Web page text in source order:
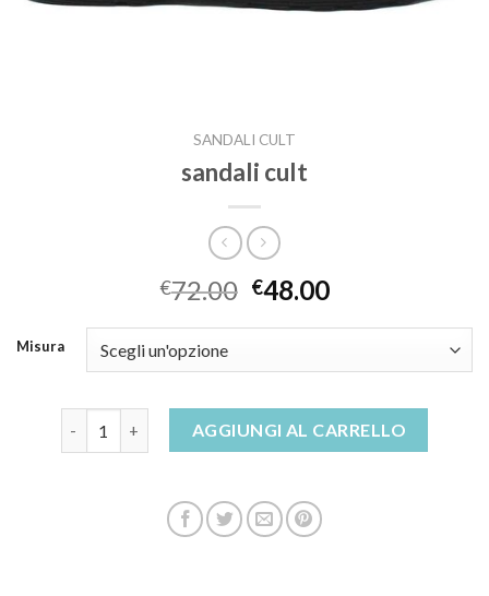
SANDALI CULT
sandali cult
€72.00 €48.00
Misura
sandali cult quantitàAGGIUNGI AL CARRELLO